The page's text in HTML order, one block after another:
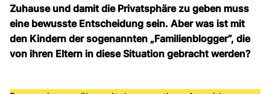
Zuhause und damit die Privatsphäre zu geben muss
eine bewusste Entscheidung sein. Aber was ist mit
den Kindern der sogenannten „Familienblogger“, die
von ihren Eltern in diese Situation gebracht werden?